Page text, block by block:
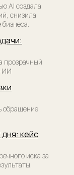
AI создала
снизила
прозрачный
ИИ
обращение
дня: кейс
иска за